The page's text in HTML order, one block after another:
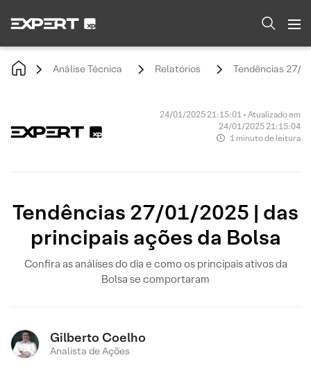
Análise Técnica Relatórios Tendências 27/
24/01/2025 21:15:01 • Atualizado em
24/01/2025 21:15:04
1 minuto de leitura
Tendências 27/01/2025 | das
principais ações da Bolsa
Confira as análises do dia e como os principais ativos da
Bolsa se comportaram
Gilberto Coelho
Analista de Ações